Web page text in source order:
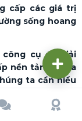
cấp các giá trị
sống hoang
cụ để giải
nền tảng khoa
ta cần hiểu
thời cần giám
Cố vấn Dấu ấn